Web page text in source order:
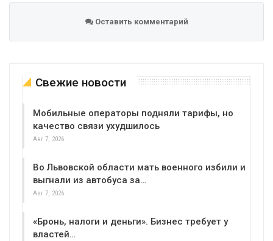
Оставить комментарий
Свежие новости
Мобильные операторы подняли тарифы, но
качество связи ухудшилось
Авг 7, 2026
Во Львовской области мать военного избили и
выгнали из автобуса за…
Авг 7, 2026
«Бронь, налоги и деньги». Бизнес требует у
властей…